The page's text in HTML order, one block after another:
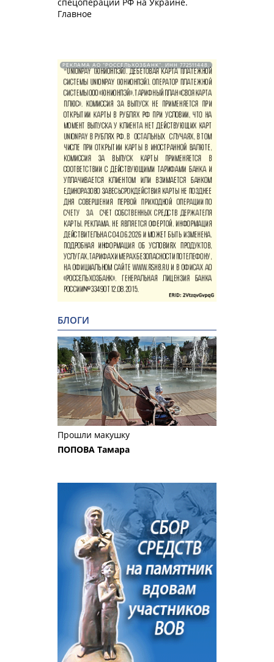
Главное
РЕКЛАМА АО "РОССЕЛЬХОЗБАНК". ИНН 772511448.
БЛОГИ
Прошли макушку
ПОПОВА Тамара